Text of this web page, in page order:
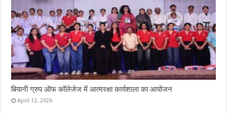
बियानी ग्रुप ऑफ कॉलेजेज में आत्मरक्षा कार्यशाला का आयोजन
April 12, 2026